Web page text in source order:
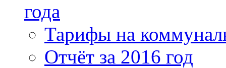
года
Тарифы на
Отчёт за 2016 год